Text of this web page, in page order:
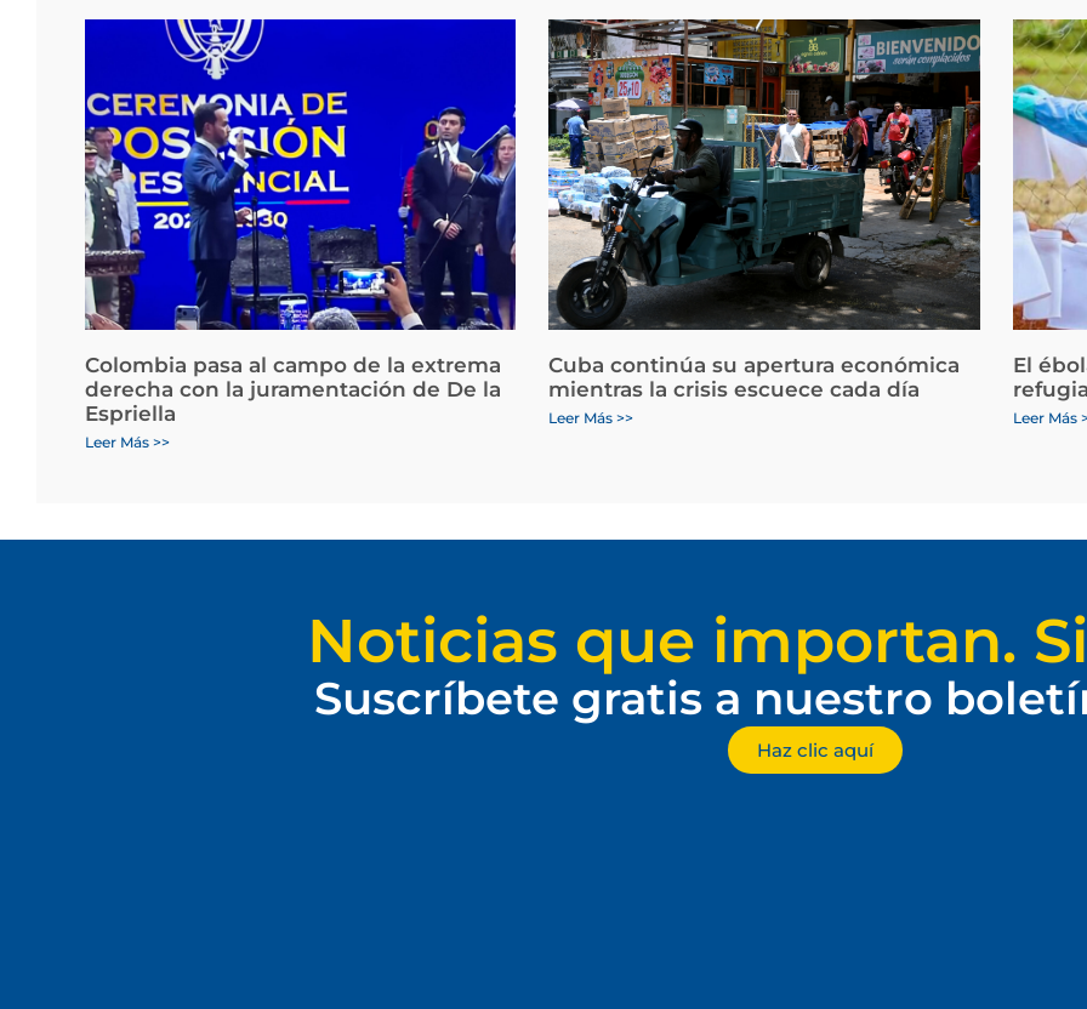
Colombia pasa al campo de la extrema
derecha con la juramentación de De la
Espriella
Leer Más >>
Cuba continúa su apertura económica
mientras la crisis escuece cada día
Leer Más >>
El
Leer Más
Noticias que importan.
Suscríbete gratis a nuestro
Haz clic aquí